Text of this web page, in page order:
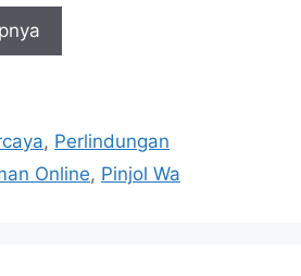
, Perlindungan
Online, Pinjol Wa